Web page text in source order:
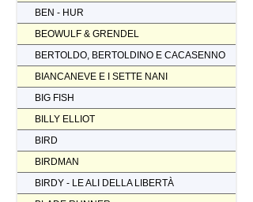
BEN - HUR
BEOWULF & GRENDEL
BERTOLDO, BERTOLDINO E CACASENNO
BIANCANEVE E I SETTE NANI
BIG FISH
BILLY ELLIOT
BIRD
BIRDMAN
BIRDY - LE ALI DELLA LIBERTÀ